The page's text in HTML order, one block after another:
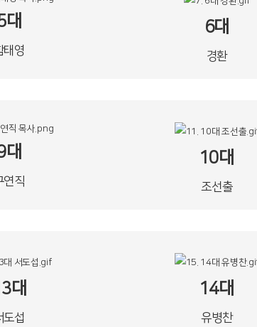
대
태영
6대
경환
대
연직
10대
조선출
대
도섭
14대
유병찬